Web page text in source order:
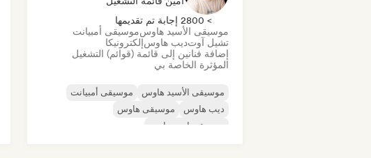
> 2800 إجابة تم تقديمها
موسيقى الأسيد هاوسموسيقى أمبيانت
تشيل آوتديب هاوسإلكترونيكا
إضافة فنانين إلى قائمة (قوائم) التشغيل
المؤثرة الخاصة بي
موسيقى الأسيد هاوس
موسيقى أمبيانت
ديب هاوس
موسيقى هاوس
موسيقى إندي دانس